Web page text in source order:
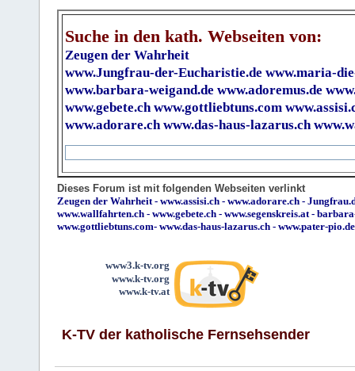
Suche in den kath. Webseiten von:
Zeugen der Wahrheit
www.Jungfrau-der-Eucharistie.de www.maria-
www.barbara-weigand.de www.adoremus.de
www.gebete.ch www.gottliebtuns.com
www.adorare.ch www.das-haus-lazarus.ch
Dieses Forum ist mit folgenden Webseiten verlinkt
Zeugen der Wahrheit- www.assisi.ch - www.adorare.ch -
www.wallfahrten.ch - www.gebete.ch - www.segenskreis.at-
www.gottliebtuns.com- www.das-haus-lazarus.ch - www.pater-pio.de
www3.k-tv.org
www.k-tv.org
www.k-tv.at
K-TV der katholische Fernsehsender